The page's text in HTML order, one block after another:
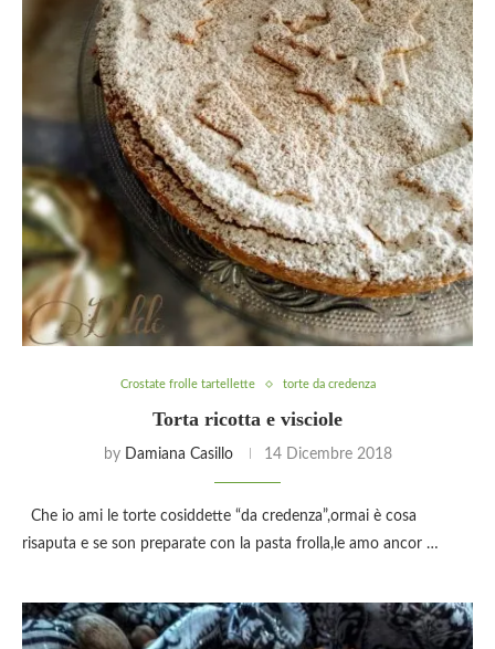
Crostate frolle tartellette torte da credenza
Torta ricotta e visciole
by Damiana Casillo 14 Dicembre 2018
Che io ami le torte cosiddette “da credenza”,ormai è cosa
risaputa e se son preparate con la pasta frolla,le amo ancor …